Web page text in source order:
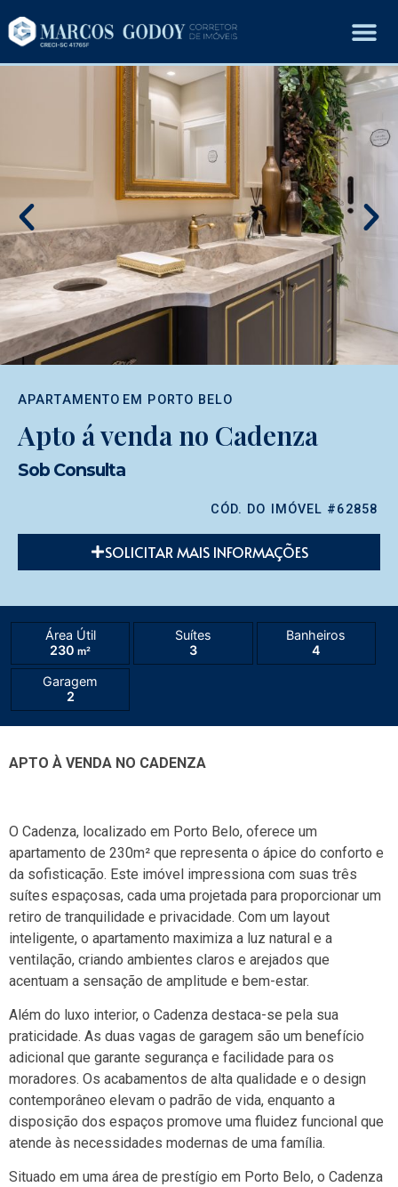
APARTAMENTO EM PORTO BELO
Apto á venda no Cadenza
Sob Consulta
CÓD. DO IMÓVEL #62858
SOLICITAR MAIS INFORMAÇÕES
Área Útil
230 m²
Suítes
3
Banheiros
4
Garagem
2
APTO À VENDA NO CADENZA
O Cadenza, localizado em Porto Belo, oferece um
apartamento de 230m² que representa o ápice do conforto e
da sofisticação. Este imóvel impressiona com suas três
suítes espaçosas, cada uma projetada para proporcionar um
retiro de tranquilidade e privacidade. Com um layout
inteligente, o apartamento maximiza a luz natural e a
ventilação, criando ambientes claros e arejados que
acentuam a sensação de amplitude e bem-estar.
Além do luxo interior, o Cadenza destaca-se pela sua
praticidade. As duas vagas de garagem são um benefício
adicional que garante segurança e facilidade para os
moradores. Os acabamentos de alta qualidade e o design
contemporâneo elevam o padrão de vida, enquanto a
disposição dos espaços promove uma fluidez funcional que
atende às necessidades modernas de uma família.
Situado em uma área de prestígio em Porto Belo, o Cadenza